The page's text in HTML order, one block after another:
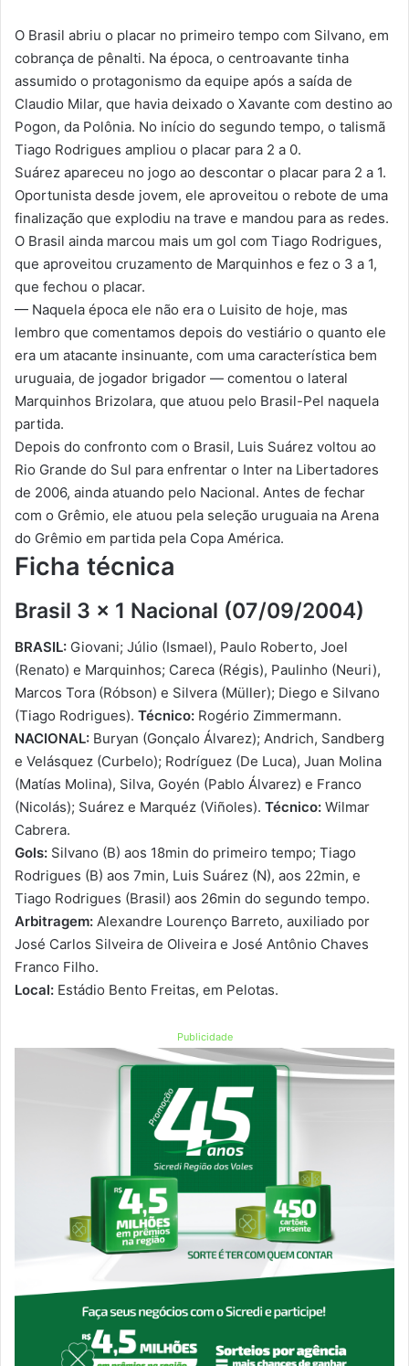
O Brasil abriu o placar no primeiro tempo com Silvano, em
cobrança de pênalti. Na época, o centroavante tinha
assumido o protagonismo da equipe após a saída de
Claudio Milar, que havia deixado o Xavante com destino ao
Pogon, da Polônia. No início do segundo tempo, o talismã
Tiago Rodrigues ampliou o placar para 2 a 0.
Suárez apareceu no jogo ao descontar o placar para 2 a 1.
Oportunista desde jovem, ele aproveitou o rebote de uma
finalização que explodiu na trave e mandou para as redes.
O Brasil ainda marcou mais um gol com Tiago Rodrigues,
que aproveitou cruzamento de Marquinhos e fez o 3 a 1,
que fechou o placar.
— Naquela época ele não era o Luisito de hoje, mas
lembro que comentamos depois do vestiário o quanto ele
era um atacante insinuante, com uma característica bem
uruguaia, de jogador brigador — comentou o lateral
Marquinhos Brizolara, que atuou pelo Brasil-Pel naquela
partida.
Depois do confronto com o Brasil, Luis Suárez voltou ao
Rio Grande do Sul para enfrentar o Inter na Libertadores
de 2006, ainda atuando pelo Nacional. Antes de fechar
com o Grêmio, ele atuou pela seleção uruguaia na Arena
do Grêmio em partida pela Copa América.
Ficha técnica
Brasil 3 x 1 Nacional (07/09/2004)
BRASIL: Giovani; Júlio (Ismael), Paulo Roberto, Joel
(Renato) e Marquinhos; Careca (Régis), Paulinho (Neuri),
Marcos Tora (Róbson) e Silvera (Müller); Diego e Silvano
(Tiago Rodrigues). Técnico: Rogério Zimmermann.
NACIONAL: Buryan (Gonçalo Álvarez); Andrich, Sandberg
e Velásquez (Curbelo); Rodríguez (De Luca), Juan Molina
(Matías Molina), Silva, Goyén (Pablo Álvarez) e Franco
(Nicolás); Suárez e Marquéz (Viñoles). Técnico: Wilmar
Cabrera.
Gols: Silvano (B) aos 18min do primeiro tempo; Tiago
Rodrigues (B) aos 7min, Luis Suárez (N), aos 22min, e
Tiago Rodrigues (Brasil) aos 26min do segundo tempo.
Arbitragem: Alexandre Lourenço Barreto, auxiliado por
José Carlos Silveira de Oliveira e José Antônio Chaves
Franco Filho.
Local: Estádio Bento Freitas, em Pelotas.
Publicidade